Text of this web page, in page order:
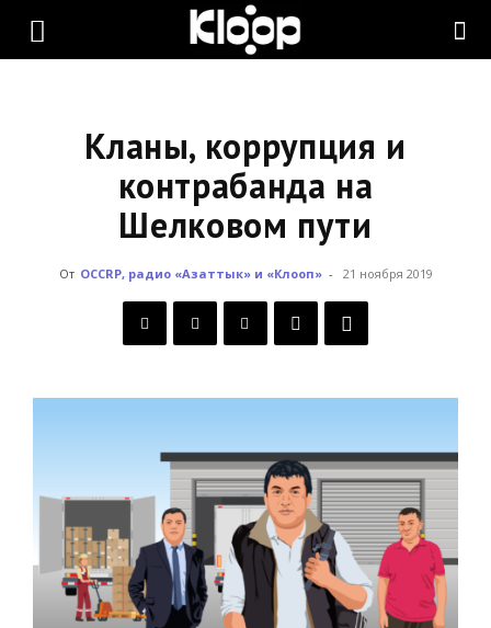
KLOOP.KG
Кыргызстана
Кланы, коррупция и
контрабанда на
Шелковом пути
От OCCRP, радио «Азаттык» и «Клооп» - 21 ноября 2019